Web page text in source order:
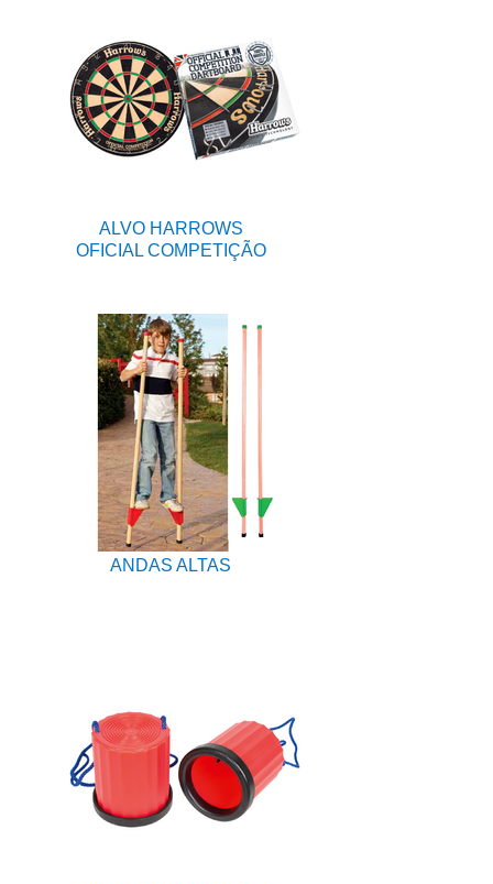
ALVO HARROWS
OFICIAL COMPETIÇÃO
ANDAS ALTAS